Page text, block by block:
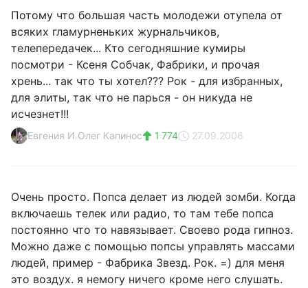
Потому что большая часть молодежи отупела от
всяких гламурненьких журнальчиков,
телепередачек... Кто сегодняшние кумиры
посмотри - Ксеня Собчак, Фабрики, и прочая
хрень... так что ты хотел??? Рок - для избранных,
для элиты, так что не парься - он никуда не
исчезнет!!!
Евгения И Олег Капинос 1 774 27.09.2006
Очень просто. Попса делает из людей зомби. Когда
включаешь телек или радио, то там тебе попса
постоянно что то навязывает. Своево рода гипноз.
Можно даже с помощью попсы управлять массами
людей, пример - Фабрика Звезд. Рок. =) для меня
это воздух. я немогу ничего кроме него слушать.